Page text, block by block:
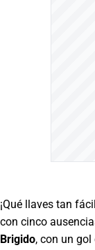
¡Qué llaves tan
con cinco
Brigido, con un gol